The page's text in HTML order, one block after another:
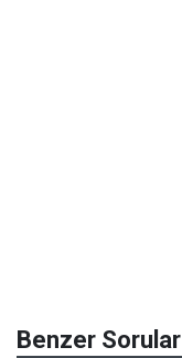
Benzer Sorular